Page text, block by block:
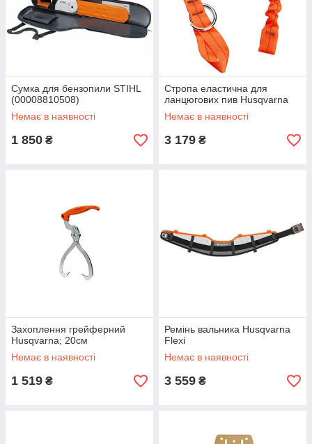
Сумка для бензопили STIHL
(00008810508)
Немає в наявності
1 850 ₴
Стропа еластична для
ланцюгових пив Husqvarna
Немає в наявності
3 179 ₴
Захоплення грейферний
Husqvarna; 20см
Немає в наявності
1 519 ₴
Ремінь вальника Husqvarna
Flexi
Немає в наявності
3 559 ₴